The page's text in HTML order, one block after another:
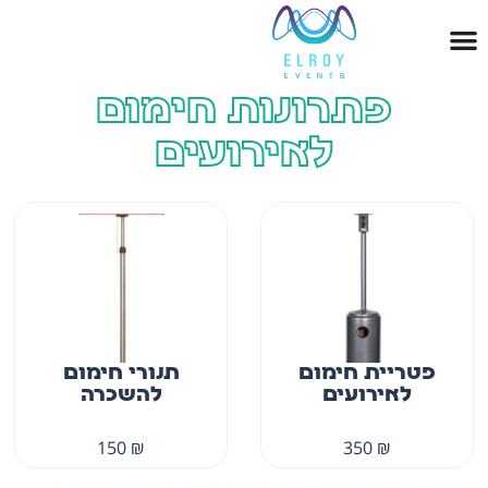
פתרונות חימום
לאירועים
פטריית חימום
לאירועים
₪
350
תנורי חימום
להשכרה
₪